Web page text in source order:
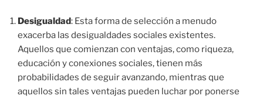
Desigualdad: Esta forma de selección a menudo
exacerba las desigualdades sociales existentes.
Aquellos que comienzan con ventajas, como riqueza,
educación y conexiones sociales, tienen más
probabilidades de seguir avanzando, mientras que
aquellos sin tales ventajas pueden luchar por ponerse